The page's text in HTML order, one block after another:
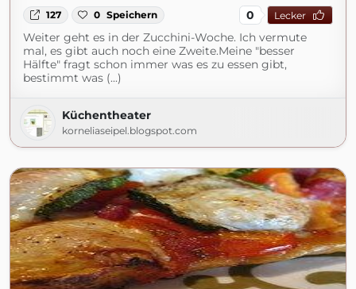
127 0 Speichern 0 Lecker
Weiter geht es in der Zucchini-Woche. Ich vermute
mal, es gibt auch noch eine Zweite.Meine "besser
Hälfte" fragt schon immer was es zu essen gibt,
bestimmt was (...)
Küchentheater
korneliaseipel.blogspot.com